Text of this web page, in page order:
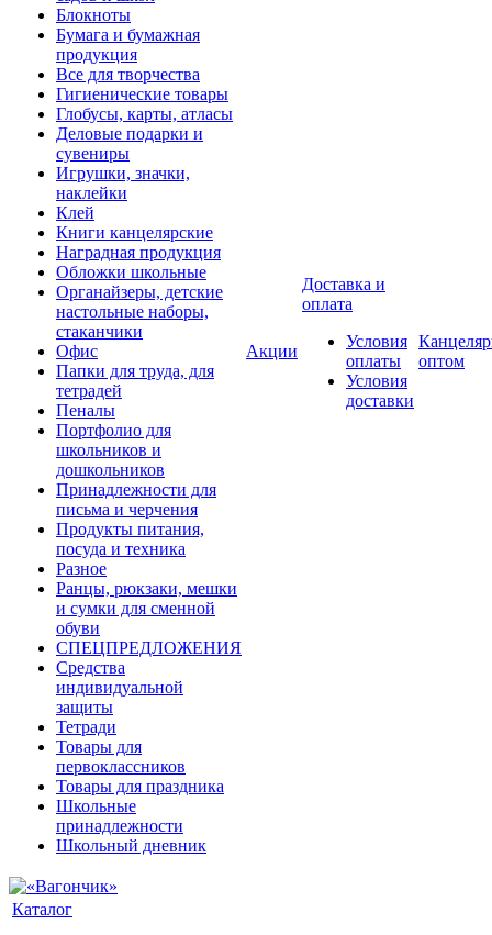
Блокноты
Бумага и бумажная
продукция
Все для творчества
Гигиенические товары
Глобусы, карты, атласы
Деловые подарки и
сувениры
Игрушки, значки,
наклейки
Клей
Книги канцелярские
Наградная продукция
Обложки школьные
Органайзеры, детские
настольные наборы,
стаканчики
Офис
Папки для труда, для
тетрадей
Пеналы
Портфолио для
школьников и
дошкольников
Принадлежности для
письма и черчения
Продукты питания,
посуда и техника
Разное
Ранцы, рюкзаки, мешки
и сумки для сменной
обуви
СПЕЦПРЕДЛОЖЕНИЯ
Средства
индивидуальной
защиты
Тетради
Товары для
первоклассников
Товары для праздника
Школьные
принадлежности
Школьный дневник
Акции
Доставка и
оплата
Условия
оплаты
Условия
доставки
оптом
Каталог